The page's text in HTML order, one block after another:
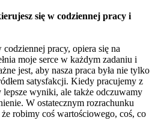
się w codziennej pracy i
pracy, opiera się na
moje serce w każdym zadaniu i
jest, aby nasza praca była nie tylko
satysfakcji. Kiedy pracujemy z
lepsze wyniki, ale także odczuwamy
W ostatecznym rozrachunku
robimy coś wartościowego, coś, co